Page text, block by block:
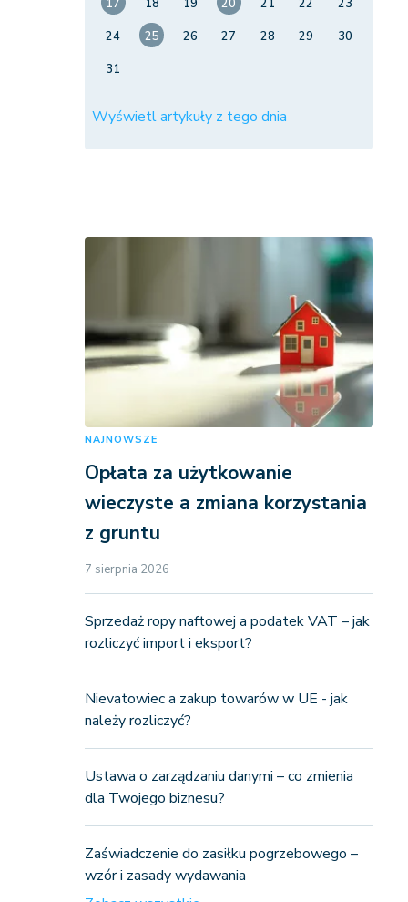
17
18 19 20 21 22
23
24
25 26 27 28 29
30
31
Wyświetl artykuły z tego dnia
NAJNOWSZE
Opłata za użytkowanie
wieczyste a zmiana korzystania
z gruntu
7 sierpnia 2026
Sprzedaż ropy naftowej a podatek VAT – jak
rozliczyć import i eksport?
Nievatowiec a zakup towarów w UE - jak
należy rozliczyć?
Ustawa o zarządzaniu danymi – co zmienia
dla Twojego biznesu?
Zaświadczenie do zasiłku pogrzebowego –
wzór i zasady wydawania